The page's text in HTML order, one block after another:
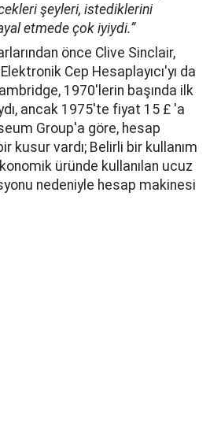
şeyleri, istediklerini
etmede çok iyiydi.”
önce Clive Sinclair,
Cep Hesaplayıcı'yı da
1970'lerin başında ilk
ancak 1975'te fiyat 15 £ 'a
Group'a göre, hesap
kusur vardı; Belirli bir kullanım
üründe kullanılan ucuz
nedeniyle hesap makinesi